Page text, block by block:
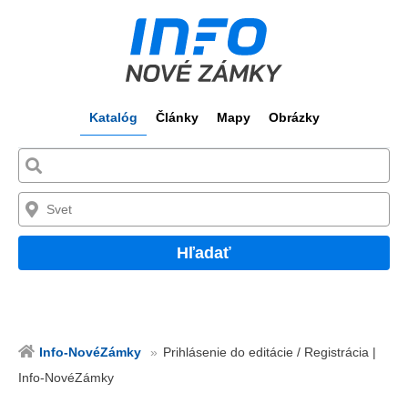
Katalóg Články Mapy Obrázky
Hľadať
Info-NovéZámky
Prihlásenie do editácie / Registrácia |
Info-NovéZámky